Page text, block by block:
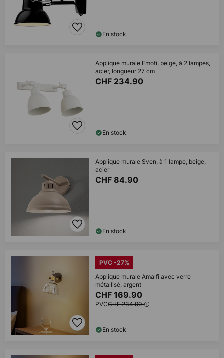
En stock
Applique murale Emoti, beige, à 2 lampes,
acier, longueur 27 cm
CHF 234.90
En stock
Applique murale Sven, à 1 lampe, beige,
acier
CHF 84.90
En stock
PVC -27%
Applique murale Amalfi avec verre
métallisé, argent
CHF 169.90
PVCCHF 234.90
En stock